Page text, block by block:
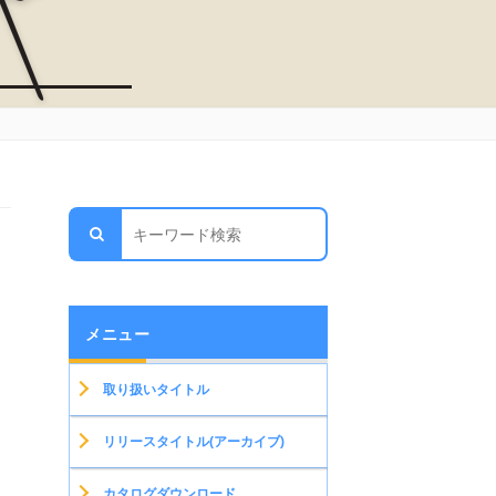
メニュー
取り扱いタイトル
リリースタイトル(アーカイブ)